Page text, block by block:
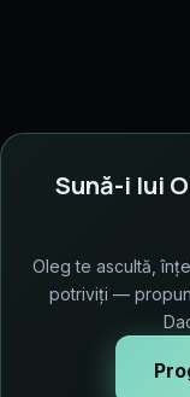
Sună-i lui
Oleg te ascultă,
potriviți —